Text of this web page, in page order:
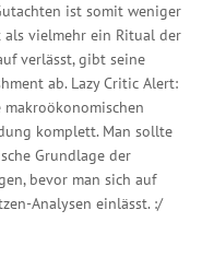
ist somit weniger
vielmehr ein Ritual der
verlässt, gibt seine
ab. Lazy Critic Alert:
komplett. Man sollte
Grundlage der
bevor man sich auf
Analysen einlässt. :/